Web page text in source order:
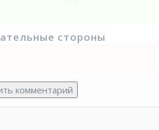
стороны
комментарий